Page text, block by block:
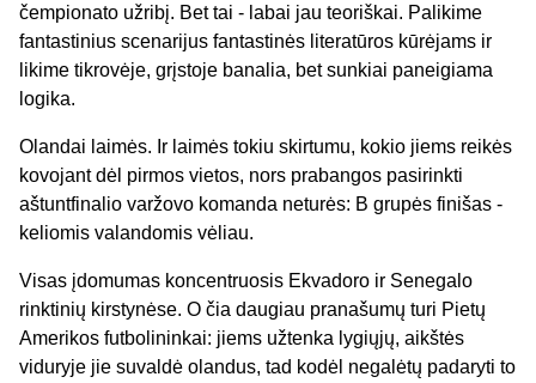
čempionato užribį. Bet tai - labai jau teoriškai. Palikime
fantastinius scenarijus fantastinės literatūros kūrėjams ir
likime tikrovėje, grįstoje banalia, bet sunkiai paneigiama
logika.
Olandai laimės. Ir laimės tokiu skirtumu, kokio jiems reikės
kovojant dėl pirmos vietos, nors prabangos pasirinkti
aštuntfinalio varžovo komanda neturės: B grupės finišas -
keliomis valandomis vėliau.
Visas įdomumas koncentruosis Ekvadoro ir Senegalo
rinktinių kirstynėse. O čia daugiau pranašumų turi Pietų
Amerikos futbolininkai: jiems užtenka lygiųjų, aikštės
viduryje jie suvaldė olandus, tad kodėl negalėtų padaryti to